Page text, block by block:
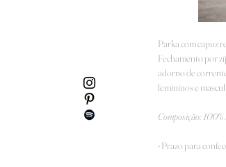
Parka com capuz
Fechamento por
adorno de
femininos e
Composição: 100%
• Prazo para